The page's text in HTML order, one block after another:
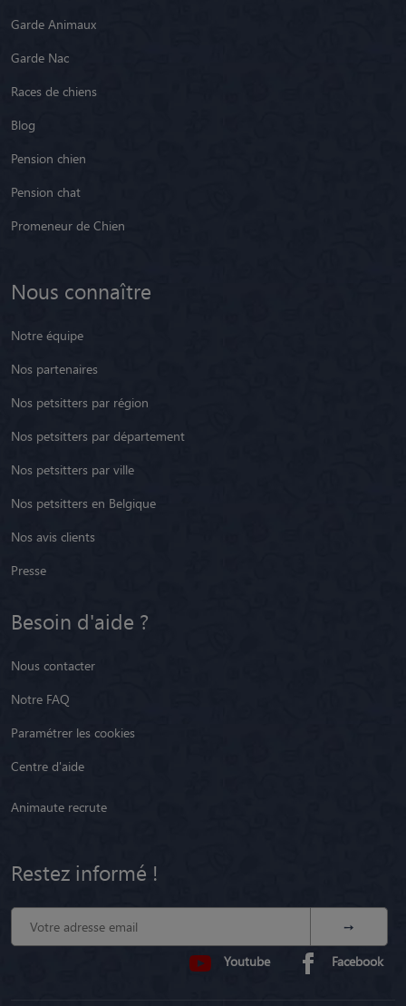
Garde Animaux
Garde Nac
Races de chiens
Blog
Pension chien
Pension chat
Promeneur de Chien
Nous connaître
Notre équipe
Nos partenaires
Nos petsitters par région
Nos petsitters par département
Nos petsitters par ville
Nos petsitters en Belgique
Nos avis clients
Presse
Besoin d'aide ?
Nous contacter
Notre FAQ
Paramétrer les cookies
Centre d'aide
Animaute recrute
Restez informé !
Youtube Facebook